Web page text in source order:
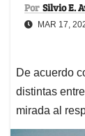
Por Silvio E.
MAR 17,
De acuerdo
distintas
mirada al